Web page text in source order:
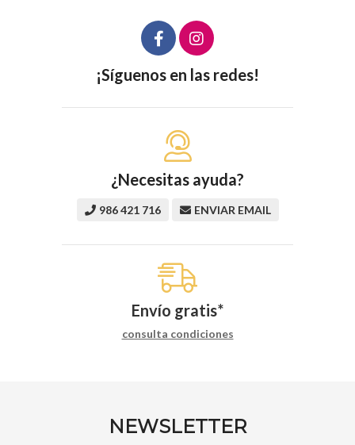
¡Síguenos en las redes!
¿Necesitas ayuda?
986 421 716 ENVIAR EMAIL
Envío gratis*
consulta condiciones
NEWSLETTER